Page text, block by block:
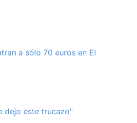
a sólo 70 euros en El
dejo este trucazo"